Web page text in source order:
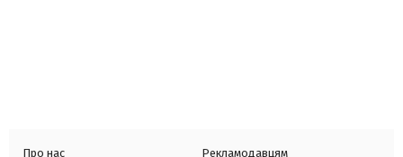
Про нас Рекламодавцям